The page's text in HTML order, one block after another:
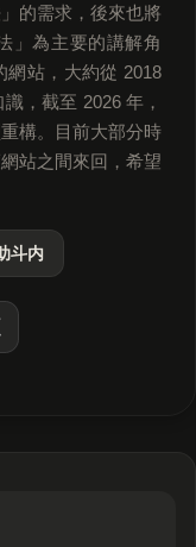
的需求，後來也將
」為主要的講解角
網站，大約從 2018
，截至 2026 年，
構。目前大部分時
站之間來回，希望
斗内